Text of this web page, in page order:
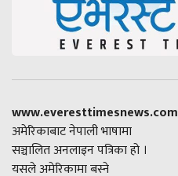
www.everesttimesnews.com
अमेरिकाबाट नेपाली भाषामा
सञ्चालित अनलाइन पत्रिका हो ।
यसले अमेरिकामा बस्ने